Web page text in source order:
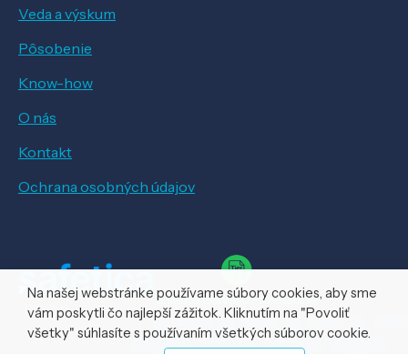
Veda a výskum
Pôsobenie
Know-how
O nás
Kontakt
Ochrana osobných údajov
Na našej webstránke používame súbory cookies, aby sme
vám poskytli čo najlepší zážitok. Kliknutím na "Povoliť
všetky" súhlasíte s používaním všetkých súborov cookie.